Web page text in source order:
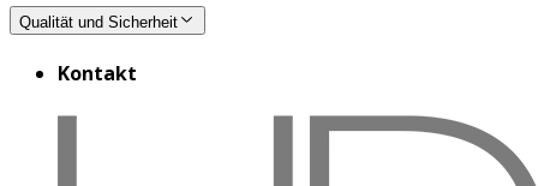
Qualität und Sicherheit
Kontakt